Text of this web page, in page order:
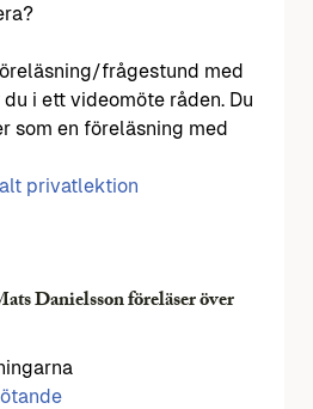
frågestund med
i ett videomöte råden. Du
som en föreläsning med
privatlektion
Danielsson föreläser över